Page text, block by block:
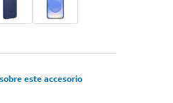
este accesorio